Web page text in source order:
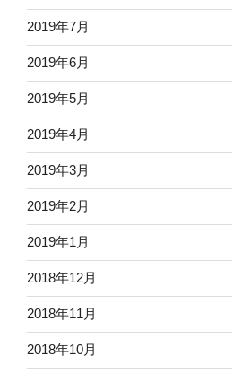
2019年7月
2019年6月
2019年5月
2019年4月
2019年3月
2019年2月
2019年1月
2018年12月
2018年11月
2018年10月